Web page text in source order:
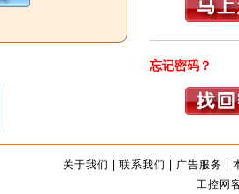
忘记密码？
关于我们 |联系我们 | 广告服务 |
工控网